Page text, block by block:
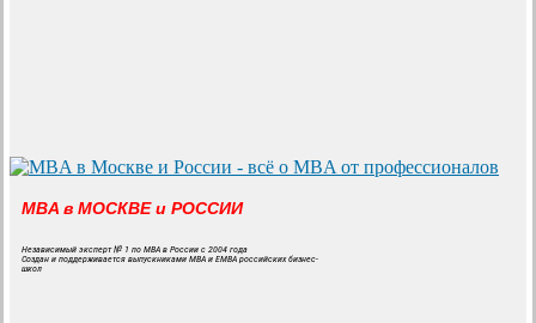
MBA в МОСКВЕ и РОССИИ
Независимый эксперт № 1 по MBA в России с 2004 года
Создан и поддерживается выпускниками MBA и EMBA российских бизнес-
школ